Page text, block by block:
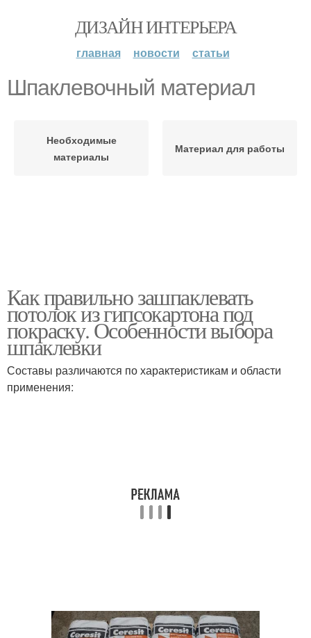
ДИЗАЙН ИНТЕРЬЕРА
главная новости статьи
Шпаклевочный материал
Необходимые
материалы
Материал для работы
Как правильно зашпаклевать
потолок из гипсокартона под
покраску. Особенности выбора
шпаклевки
Составы различаются по характеристикам и области
применения: